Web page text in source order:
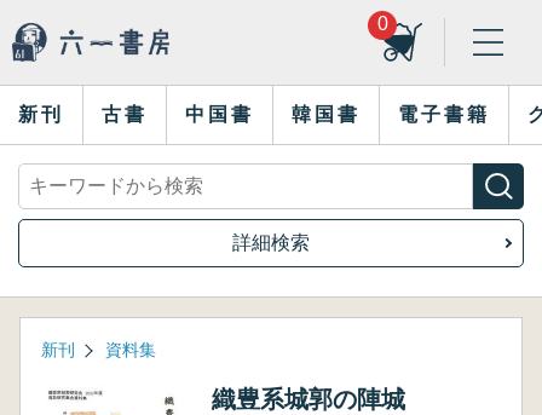
0
新刊 古書 中国書 韓国書 電子書籍
詳細検索
新刊 資料集
織豊系城郭の陣城